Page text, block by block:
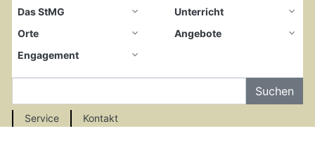
Das StMG
Unterricht
Orte
Angebote
Engagement
Service Kontakt